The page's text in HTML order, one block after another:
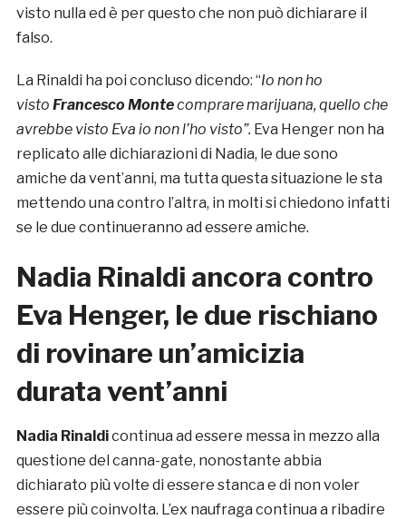
visto nulla ed è per questo che non può dichiarare il
falso.
La Rinaldi ha poi concluso dicendo: “Io non ho
visto Francesco Montecomprare marijuana, quello che
avrebbe visto Eva io non l’ho visto”. Eva Henger non ha
replicato alle dichiarazioni di Nadia, le due sono
amiche da vent’anni, ma tutta questa situazione le sta
mettendo una contro l’altra, in molti si chiedono infatti
se le due continueranno ad essere amiche.
Nadia Rinaldi ancora contro
Eva Henger, le due rischiano
di rovinare un’amicizia
durata vent’anni
Nadia Rinaldicontinua ad essere messa in mezzo alla
questione del canna-gate, nonostante abbia
dichiarato più volte di essere stanca e di non voler
essere più coinvolta. L’ex naufraga continua a ribadire